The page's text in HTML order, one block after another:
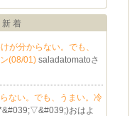
着
が分からない。でも、
(08/01) saladatomatoさ
ない。でも、うまい。冷
おはよ